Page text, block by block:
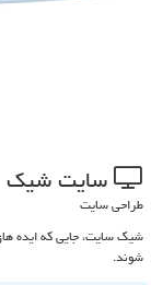
سایت شیك
طراحی سایت
شیک سایت، جایی که ایده
شوند.